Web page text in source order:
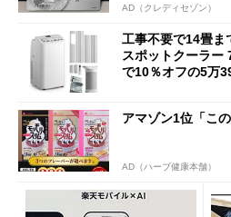
AD（クレディセゾン）
工事不要で14畳ま
スポットクーラー
で10％オフの5万
アマゾン1位「こ
AD（ハーブ健康本舗）